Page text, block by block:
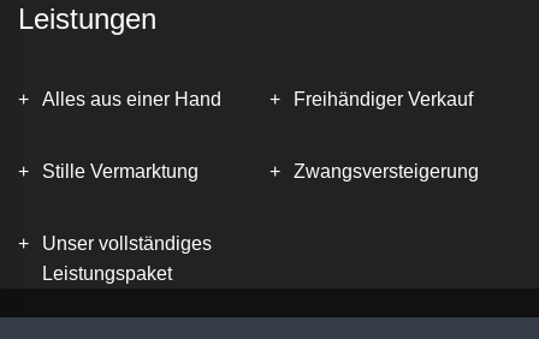
Leistungen
Alles aus einer Hand Freihändiger Verkauf
Stille Vermarktung Zwangsversteigerung
Unser vollständiges
Leistungspaket